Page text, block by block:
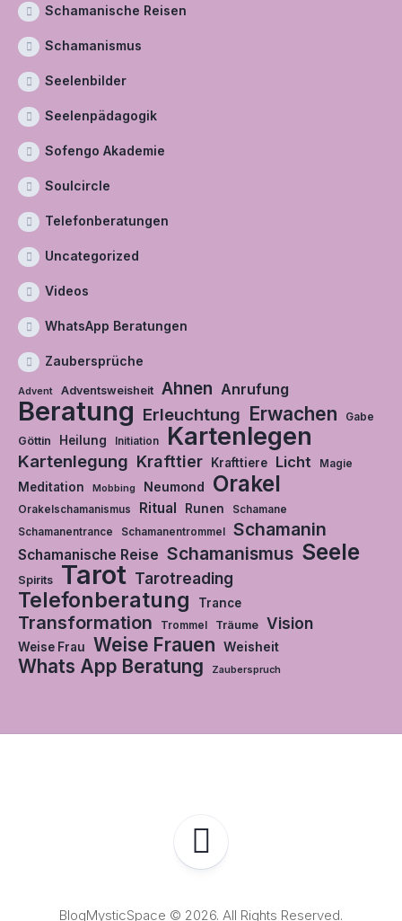
Schamanische Reisen
Schamanismus
Seelenbilder
Seelenpädagogik
Sofengo Akademie
Soulcircle
Telefonberatungen
Uncategorized
Videos
WhatsApp Beratungen
Zaubersprüche
Advent Adventsweisheit Ahnen Anrufung
Beratung Erleuchtung Erwachen Gabe
Göttin Heilung Initiation Kartenlegen
Kartenlegung Krafttier Krafttiere Licht Magie
Meditation Mobbing Neumond Orakel
Orakelschamanismus Ritual Runen
Schamane
Schamanentrance
Schamanentrommel Schamanin
Schamanische Reise Schamanismus Seele
Spirits Tarot Tarotreading
Telefonberatung Trance
Transformation Trommel Träume Vision
Weise Frau Weise Frauen Weisheit
Whats App Beratung Zauberspruch
BlogMysticSpace © 2026. All Rights Reserved.